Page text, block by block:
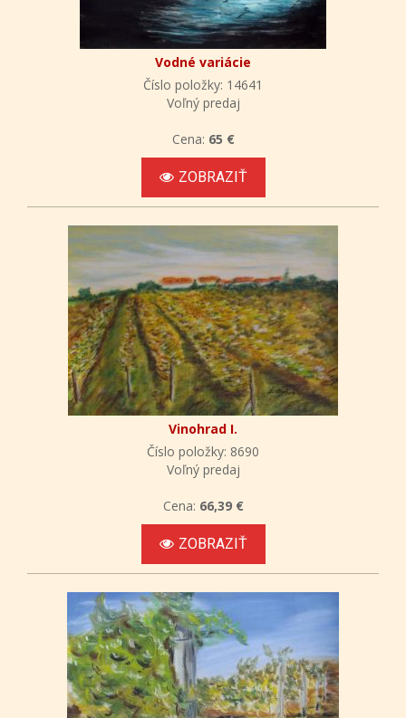
Vodné variácie
Číslo položky: 14641
Voľný predaj
Cena: 65 €
ZOBRAZIŤ
Vinohrad I.
Číslo položky: 8690
Voľný predaj
Cena: 66,39 €
ZOBRAZIŤ